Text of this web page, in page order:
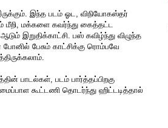
இந்த படம் ஓட, விநியோகஸ்தர்
மீறி, மக்களை கவர்ந்து கைத்தட்ட
இறுதிக்காட்சி. பஸ் கவிழ்ந்து விழுந்த
பேசும் காட்சிக்கு ரொம்பவே
பாடல்கள், படம் பார்த்தப்பிறகு
கூட்டணி தொடர்ந்து ஹிட்டடித்தால்